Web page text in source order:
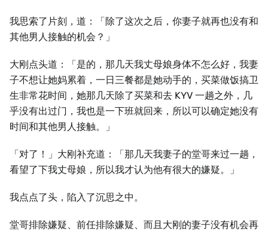
我思索了片刻，道：「除了这次之后，你妻子就再也没有和
其他男⼈接触的机会？」
⼤刚点头道：「是的，那几天我丈母娘身体不怎么好，我妻
子不想让她妈累着，⼀日三餐都是她动手的，买菜做饭搞卫
⽣非常花时间，她那几天除了买菜和去 KYV ⼀趟之外，几
乎没有出过门，我也是⼀下班就回来，所以可以确定她没有
时间和其他男⼈接触。」
「对了！」⼤刚补充道：「那几天我妻子的堂哥来过⼀趟，
看望了下我丈母娘，所以我才认为他有很⼤的嫌疑。」
我点点了头，陷入了沉思之中。
堂哥排除嫌疑、前任排除嫌疑、而且⼤刚的妻子没有机会再